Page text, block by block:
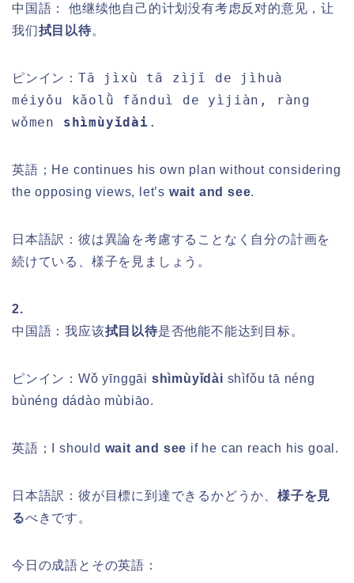
中国語： 他继续他自己的计划没有考虑反对的意见，让
我们拭目以待。
ピンイン： Tā jìxù tā zìjǐ de jìhuà
méiyǒu kǎolǜ fǎnduì de yìjiàn, ràng
wǒmen shìmùyǐdài .
英語；He continues his own plan without considering
the opposing views, let’s wait and see.
日本語訳：彼は異論を考慮することなく自分の計画を
続けている、様子を見ましょう。
2.
中国語：我应该拭目以待是否他能不能达到目标。
ピンイン： Wǒ yīnggāi shìmùyǐdài shìfǒu tā néng
bùnéng dádào mùbiāo.
英語；I should wait and see if he can reach his goal.
日本語訳：彼が目標に到達できるかどうか、 様子を見
るべきです。
今日の成語とその英語：